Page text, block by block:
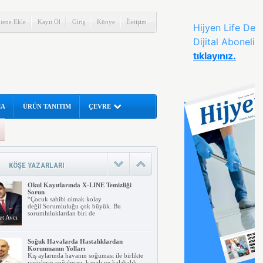
Ekle Kayıt Ol Giriş Künye İletişim
ÜRÜN TANITIM ÇEVRE
KÖŞE YAZARLARI
Avcı
Okul Kayıtlarında X-LINE Temizliği
Sorun
“Çocuk sahibi olmak kolay
değil Sorumluluğu çok büyük. Bu
sorumluluklardan biri de
Soğuk Havalarda Hastalıklardan
Korunmanın Yolları
Kış aylarında havanın soğuması ile birlikte